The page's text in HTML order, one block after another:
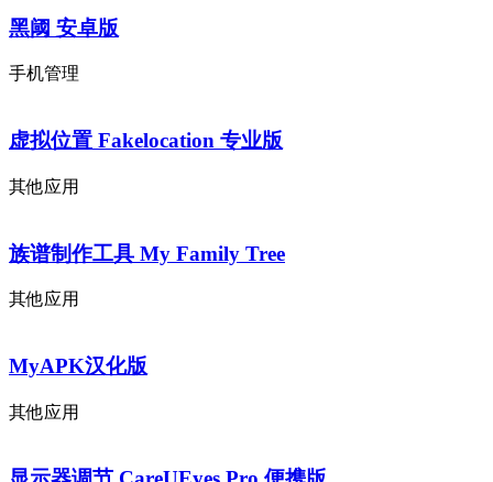
黑阈 安卓版
手机管理
虚拟位置 Fakelocation 专业版
其他应用
族谱制作工具 My Family Tree
其他应用
MyAPK汉化版
其他应用